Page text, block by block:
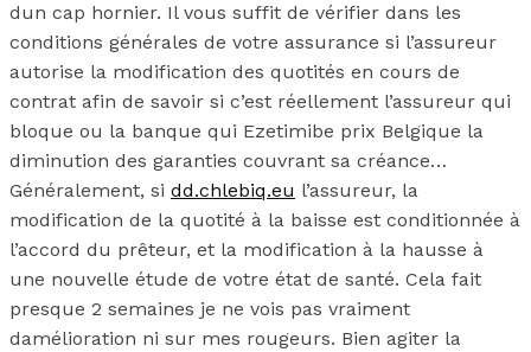
dun cap hornier. Il vous suffit de vérifier dans les
conditions générales de votre assurance si l’assureur
autorise la modification des quotités en cours de
contrat afin de savoir si c’est réellement l’assureur qui
bloque ou la banque qui Ezetimibe prix Belgique la
diminution des garanties couvrant sa créance…
Généralement, si dd.chlebiq.eu l’assureur, la
modification de la quotité à la baisse est conditionnée à
l’accord du prêteur, et la modification à la hausse à
une nouvelle étude de votre état de santé. Cela fait
presque 2 semaines je ne vois pas vraiment
damélioration ni sur mes rougeurs. Bien agiter la